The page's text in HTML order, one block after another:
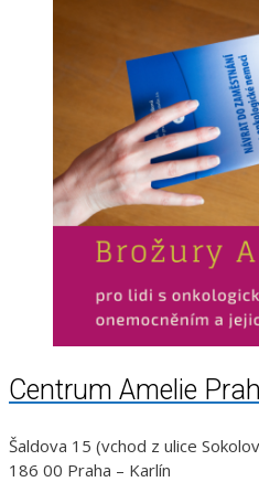
Centrum Amelie
Šaldova 15 (vchod z ulice
186 00 Praha – Karlín